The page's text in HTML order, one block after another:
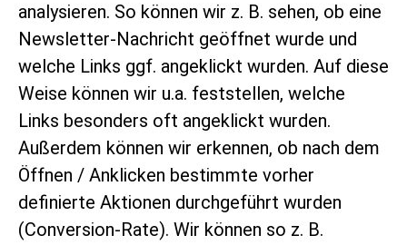
analysieren. So können wir z. B. sehen, ob eine
Newsletter-Nachricht geöffnet wurde und
welche Links ggf. angeklickt wurden. Auf diese
Weise können wir u.a. feststellen, welche
Links besonders oft angeklickt wurden.
Außerdem können wir erkennen, ob nach dem
Öffnen / Anklicken bestimmte vorher
definierte Aktionen durchgeführt wurden
(Conversion-Rate). Wir können so z. B.